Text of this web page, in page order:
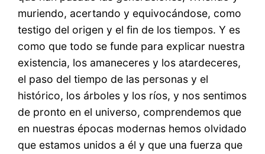
muriendo, acertando y equivocándose, como
testigo del origen y el fin de los tiempos. Y es
como que todo se funde para explicar nuestra
existencia, los amaneceres y los atardeceres,
el paso del tiempo de las personas y el
histórico, los árboles y los ríos, y nos sentimos
de pronto en el universo, comprendemos que
en nuestras épocas modernas hemos olvidado
que estamos unidos a él y que una fuerza que